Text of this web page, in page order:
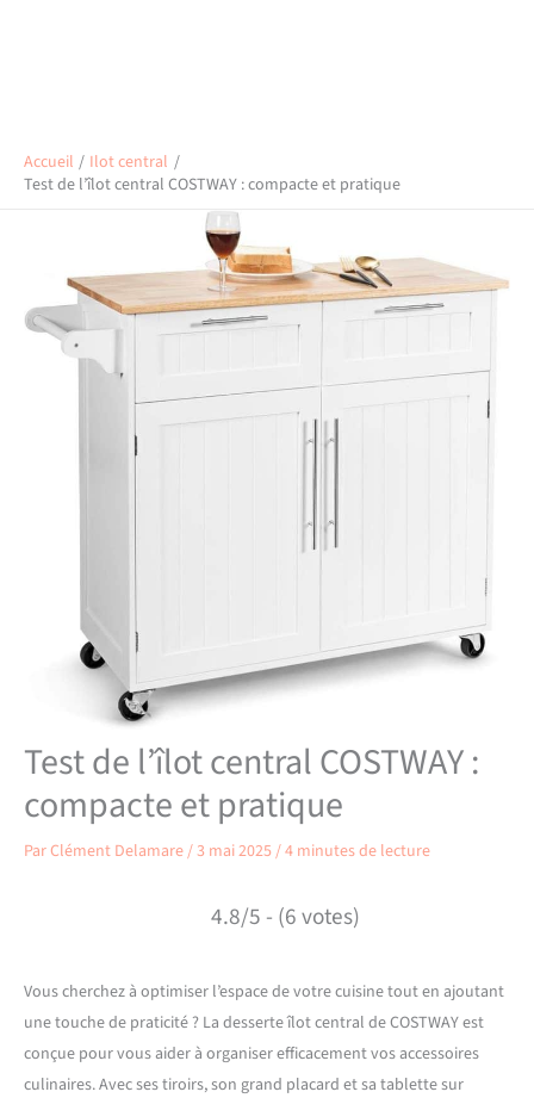
Accueil
Ilot central
Test de l’îlot central COSTWAY : compacte et pratique
Test de l’îlot central COSTWAY :
compacte et pratique
ParClément Delamare/3 mai 2025/4 minutes de lecture
4.8/5 - (6 votes)
Vous cherchez à optimiser l’espace de votre cuisine tout en ajoutant
une touche de praticité ? La desserte îlot central de COSTWAY est
conçue pour vous aider à organiser efficacement vos accessoires
culinaires. Avec ses tiroirs, son grand placard et sa tablette sur